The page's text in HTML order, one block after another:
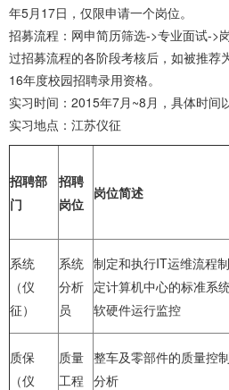
年5月17日，仅限申请一个岗位。
招募流程：网申简历筛选->专业面试->
过招募流程的各阶段考核后，如被推荐
16年度校园招聘录用资格。
实习时间：2015年7月~8月，具体时间
实习地点：江苏仪征
招聘部
门
招聘
岗位
岗位简述
系统
（仪
征）
系统
分析
员
制定和执行IT运维流程制
定计算机中心的标准系
软硬件运行监控
质保
（仪
质量
工程
整车及零部件的质量控制
分析